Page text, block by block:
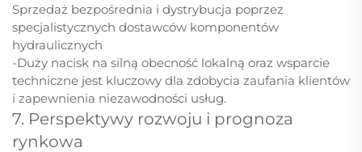
Sprzedaż bezpośrednia i dystrybucja poprzez
specjalistycznych dostawców komponentów
hydraulicznych
-Duży nacisk na silną obecność lokalną oraz wsparcie
techniczne jest kluczowy dla zdobycia zaufania klientów
i zapewnienia niezawodności usług.
7. Perspektywy rozwoju i prognoza
rynkowa